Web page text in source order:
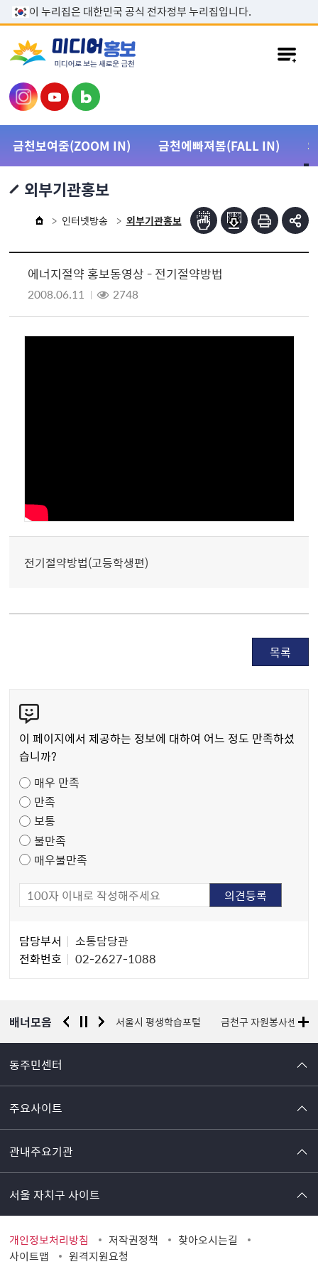
본문 바로가기
이 누리집은 대한민국 공식 전자정부 누리집입니다.
금천보여줌(ZOOM IN) 금천에빠져봄(FALL IN)
외부기관홍보
인터넷방송 외부기관홍보
에너지절약 홍보동영상 - 전기절약방법
2008.06.11 2748
전기절약방법(고등학생편)
목록
텐
츠
만
도
조
사
이 페이지에서 제공하는 정보에 대하여 어느 정도 만족하셨
습니까?
매우 만족
만족
보통
불만족
매우불만족
자
담당부서
소통담당관
전화번호
02-2627-1088
배너모음
경찰청 유실물 통합포털 서울시 평생학습포털 금천구 자원봉사센터
동주민센터
주요사이트
관내주요기관
서울 자치구 사이트
개인정보처리방침 저작권정책
찾아오시는길
사이트맵
원격지원요청